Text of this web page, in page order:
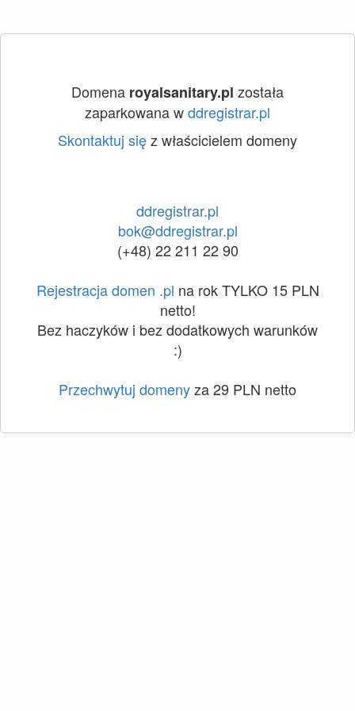
Domena royalsanitary.pl została
zaparkowana wddregistrar.pl
Skontaktuj sięz właścicielem domeny
ddregistrar.pl
bok@ddregistrar.pl
(+48) 22 211 22 90
Rejestracja domen .pl na rok TYLKO 15 PLN
netto!
Bez haczyków i bez dodatkowych warunków
:)
Przechwytuj domenyza 29 PLN netto